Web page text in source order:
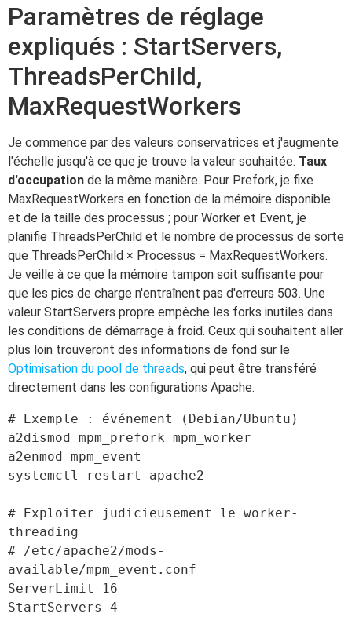
Paramètres de réglage
expliqués : StartServers,
ThreadsPerChild,
MaxRequestWorkers
Je commence par des valeurs conservatrices et j'augmente
l'échelle jusqu'à ce que je trouve la valeur souhaitée. Taux
d'occupation de la même manière. Pour Prefork, je fixe
MaxRequestWorkers en fonction de la mémoire disponible
et de la taille des processus ; pour Worker et Event, je
planifie ThreadsPerChild et le nombre de processus de sorte
que ThreadsPerChild × Processus = MaxRequestWorkers.
Je veille à ce que la mémoire tampon soit suffisante pour
que les pics de charge n'entraînent pas d'erreurs 503. Une
valeur StartServers propre empêche les forks inutiles dans
les conditions de démarrage à froid. Ceux qui souhaitent aller
plus loin trouveront des informations de fond sur le
Optimisation du pool de threads, qui peut être transféré
directement dans les configurations Apache.
# Exemple : événement (Debian/Ubuntu)
a2dismod mpm_prefork mpm_worker
a2enmod mpm_event
systemctl restart apache2
# Exploiter judicieusement le worker-
threading
# /etc/apache2/mods-
available/mpm_event.conf
ServerLimit 16
StartServers 4